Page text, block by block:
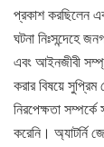
প্রকাশ করছিলেন
ঘটনা নিঃসন্দেহে
এবং আইনজীবী
করার বিষয়ে সুপ্রিম
নিরপেক্ষতা
করেনি। অ্যাটর্নি